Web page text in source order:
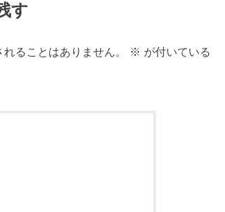
す
ることはありません。 ※ が付いている